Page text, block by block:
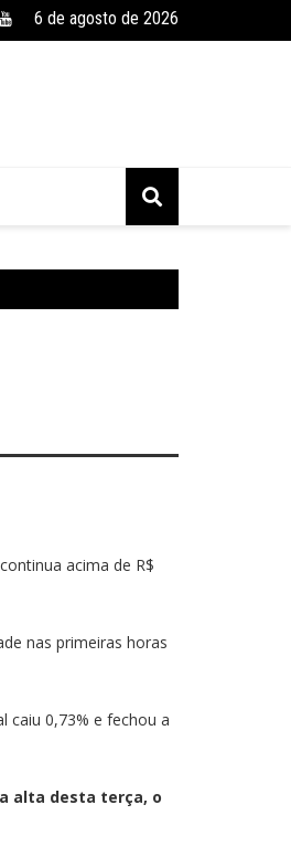
6 de agosto de 2026
acima de R$
nas primeiras horas
caiu 0,73% e fechou a
alta desta terça, o